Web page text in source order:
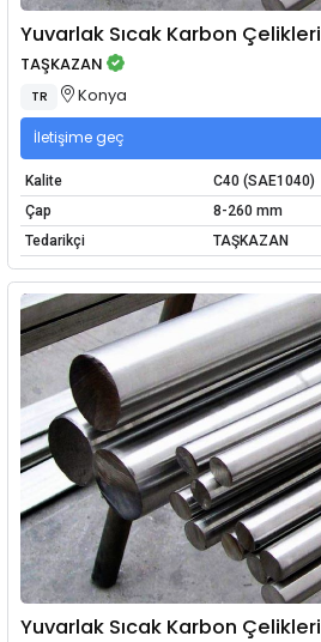
Yuvarlak Sıcak Karbon Çelikleri
TAŞKAZAN
TR Konya
İletişime geç
Kalite
C40 (SAE1040)
Çap
8-260 mm
Tedarikçi
TAŞKAZAN
Yuvarlak Sıcak Karbon Çelikleri